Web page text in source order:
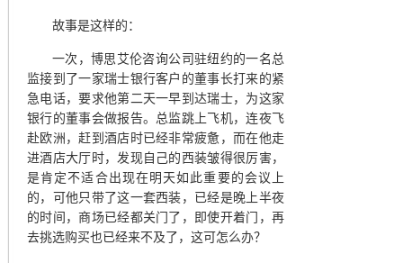
故事是这样的：
一次，博思艾伦咨询公司驻纽约的一名总
监接到了一家瑞士银行客户的董事长打来的紧
急电话，要求他第二天一早到达瑞士，为这家
银行的董事会做报告。总监跳上飞机，连夜飞
赴欧洲，赶到酒店时已经非常疲惫，而在他走
进酒店大厅时，发现自己的西装皱得很厉害，
是肯定不适合出现在明天如此重要的会议上
的，可他只带了这一套西装，已经是晚上半夜
的时间，商场已经都关门了，即使开着门，再
去挑选购买也已经来不及了，这可怎么办？